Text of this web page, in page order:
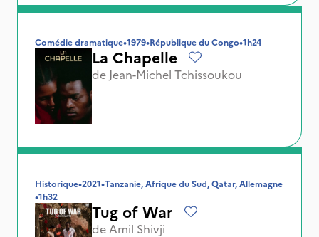
Comédie dramatique•1979•République du Congo•1h24
La Chapelle
de Jean-Michel Tchissoukou
Historique•2021•Tanzanie, Afrique du Sud, Qatar, Allemagne
•1h32
Tug of War
de Amil Shivji